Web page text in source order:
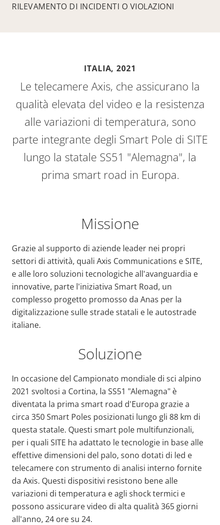
RILEVAMENTO DI INCIDENTI O VIOLAZIONI
ITALIA,2021
Le telecamere Axis, che assicurano la
qualità elevata del video e la resistenza
alle variazioni di temperatura, sono
parte integrante degli Smart Pole di SITE
lungo la statale SS51 "Alemagna", la
prima smart road in Europa.
Missione
Grazie al supporto di aziende leader nei propri
settori di attività, quali Axis Communications e SITE,
e alle loro soluzioni tecnologiche all'avanguardia e
innovative, parte l'iniziativa Smart Road, un
complesso progetto promosso da Anas per la
digitalizzazione sulle strade statali e le autostrade
italiane.
Soluzione
In occasione del Campionato mondiale di sci alpino
2021 svoltosi a Cortina, la SS51 "Alemagna" è
diventata la prima smart road d'Europa grazie a
circa 350 Smart Poles posizionati lungo gli 88 km di
questa statale. Questi smart pole multifunzionali,
per i quali SITE ha adattato le tecnologie in base alle
effettive dimensioni del palo, sono dotati di led e
telecamere con strumento di analisi interno fornite
da Axis. Questi dispositivi resistono bene alle
variazioni di temperatura e agli shock termici e
possono assicurare video di alta qualità 365 giorni
all'anno, 24 ore su 24.